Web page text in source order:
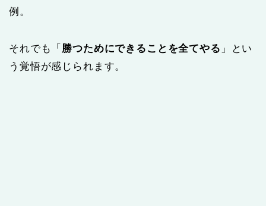
例。
それでも「 勝つためにできることを全てやる 」とい
う覚悟が感じられます。